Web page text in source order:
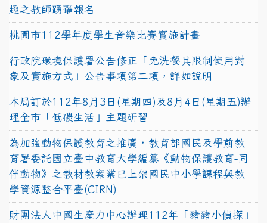
趣之教師踴躍報名
桃園市112學年度學生音樂比賽實施計畫
行政院環境保護署公告修正「免洗餐具限制使用對
象及實施方式」公告事項第二項，詳如說明
本局訂於112年8月3日(星期四)及8月4日(星期五)辦
理全市「低碳生活」主題研習
為加強動物保護教育之推廣，教育部國民及學前教
育署委託國立臺中教育大學編纂《動物保護教育-同
伴動物》之教材教案業已上架國民中小學課程與教
學資源整合平臺(CIRN)
財團法人中國生產力中心辦理112年「豬豬小偵探」